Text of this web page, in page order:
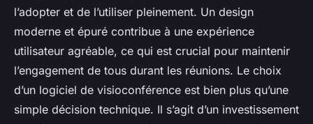
l’adopter et de l’utiliser pleinement. Un design
moderne et épuré contribue à une expérience
utilisateur agréable, ce qui est crucial pour maintenir
l’engagement de tous durant les réunions. Le choix
d’un logiciel de visioconférence est bien plus qu’une
simple décision technique. Il s’agit d’un investissement